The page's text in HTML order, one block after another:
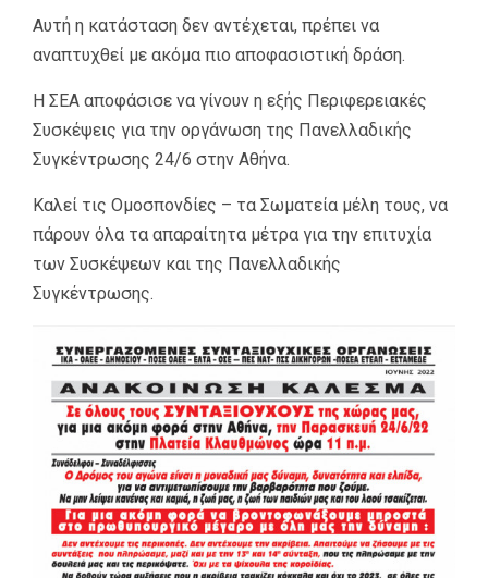
Αυτή η κατάσταση δεν αντέχεται, πρέπει να
αναπτυχθεί με ακόμα πιο αποφασιστική δράση.
Η ΣΕΑ αποφάσισε να γίνουν η εξής Περιφερειακές
Συσκέψεις για την οργάνωση της Πανελλαδικής
Συγκέντρωσης 24/6 στην Αθήνα.
Καλεί τις Ομοσπονδίες – τα Σωματεία μέλη τους, να
πάρουν όλα τα απαραίτητα μέτρα για την επιτυχία
των Συσκέψεων και της Πανελλαδικής
Συγκέντρωσης.